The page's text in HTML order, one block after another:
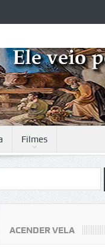
Filmes
ACENDER VELA